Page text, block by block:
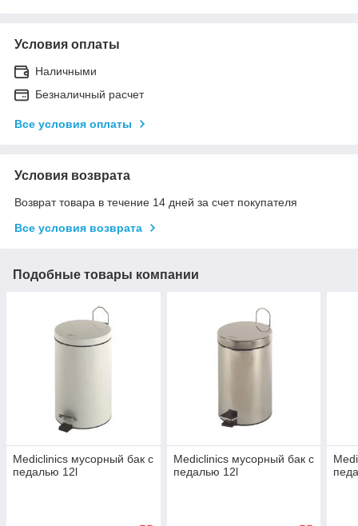
Условия оплаты
Наличными
Безналичный расчет
Все условия оплаты
Условия возврата
Возврат товара в течение 14 дней за счет покупателя
Все условия возврата
Подобные товары компании
Mediclinics мусорный бак с
педалью 12l
Mediclinics мусорный бак с
педалью 12l